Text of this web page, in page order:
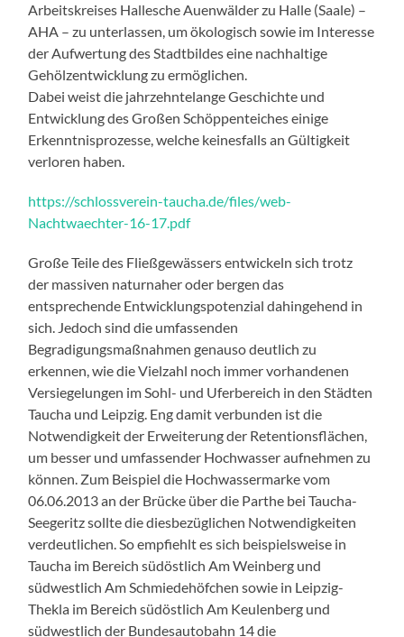
Arbeitskreises Hallesche Auenwälder zu Halle (Saale) –
AHA – zu unterlassen, um ökologisch sowie im Interesse
der Aufwertung des Stadtbildes eine nachhaltige
Gehölzentwicklung zu ermöglichen.
Dabei weist die jahrzehntelange Geschichte und
Entwicklung des Großen Schöppenteiches einige
Erkenntnisprozesse, welche keinesfalls an Gültigkeit
verloren haben.
https://schlossverein-taucha.de/files/web-
Nachtwaechter-16-17.pdf
Große Teile des Fließgewässers entwickeln sich trotz
der massiven naturnaher oder bergen das
entsprechende Entwicklungspotenzial dahingehend in
sich. Jedoch sind die umfassenden
Begradigungsmaßnahmen genauso deutlich zu
erkennen, wie die Vielzahl noch immer vorhandenen
Versiegelungen im Sohl- und Uferbereich in den Städten
Taucha und Leipzig. Eng damit verbunden ist die
Notwendigkeit der Erweiterung der Retentionsflächen,
um besser und umfassender Hochwasser aufnehmen zu
können. Zum Beispiel die Hochwassermarke vom
06.06.2013 an der Brücke über die Parthe bei Taucha-
Seegeritz sollte die diesbezüglichen Notwendigkeiten
verdeutlichen. So empfiehlt es sich beispielsweise in
Taucha im Bereich südöstlich Am Weinberg und
südwestlich Am Schmiedehöfchen sowie in Leipzig-
Thekla im Bereich südöstlich Am Keulenberg und
südwestlich der Bundesautobahn 14 die